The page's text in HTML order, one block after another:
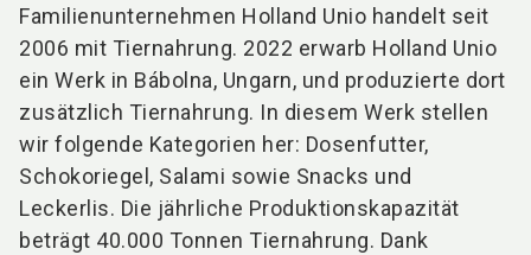
Familienunternehmen Holland Unio handelt seit
2006 mit Tiernahrung. 2022 erwarb Holland Unio
ein Werk in Bábolna, Ungarn, und produzierte dort
zusätzlich Tiernahrung. In diesem Werk stellen
wir folgende Kategorien her: Dosenfutter,
Schokoriegel, Salami sowie Snacks und
Leckerlis. Die jährliche Produktionskapazität
beträgt 40.000 Tonnen Tiernahrung. Dank